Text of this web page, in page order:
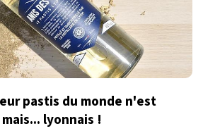
pastis du monde n'est
lyonnais !